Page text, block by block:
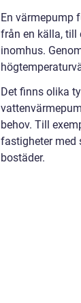
En värmepump
från en källa, till
inomhus.
Det finns olika
behov. Till
fastigheter med
bostäder.